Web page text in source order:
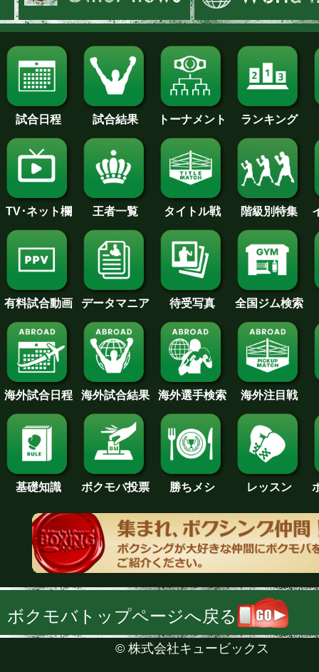
試合日程 試合結果 トーナメント ランキング
TV･ネット欄 王者一覧 タイトル戦 階級別特集
有料試合動画 データマニア 待受写真 全国ジム検索
海外試合日程 海外試合結果 海外選手検索 海外注目戦
基礎知識 ボクモバ投票 勝ちメシ レッスン
ボクモバトップページへ戻る
© 株式会社キュービックス